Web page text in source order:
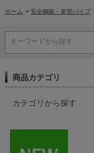
ホーム > 安全鋼板・単管パイプ
キーワードから探す
商品カテゴリ
カテゴリから探す